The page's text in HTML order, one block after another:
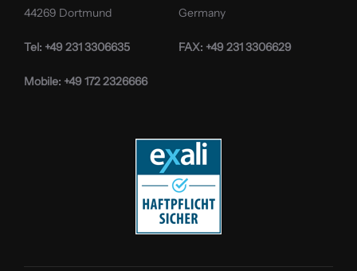
44269 Dortmund Germany
Tel: +49 231 3306635 FAX: +49 231 3306629
Mobile: +49 172 2326666